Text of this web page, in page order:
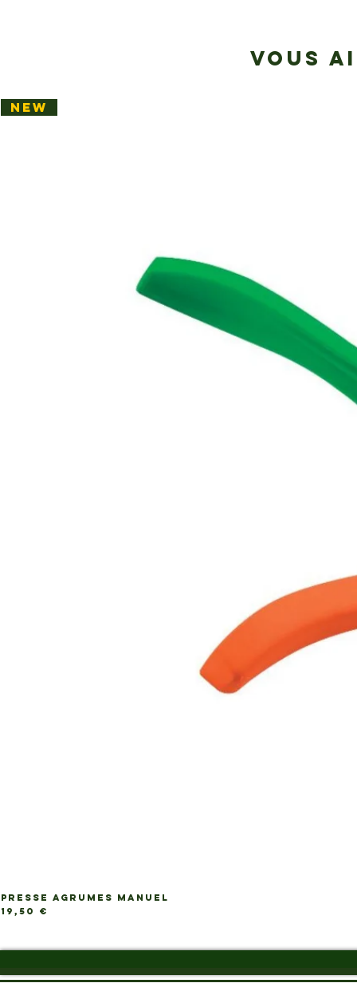
VOUS
NEW
PRESSE AGRUMES MANUEL
Prix
19,50 €